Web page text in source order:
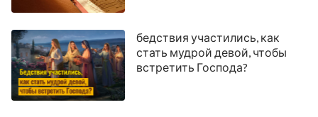
бедствия участились, как
стать мудрой девой, чтобы
встретить Господа?